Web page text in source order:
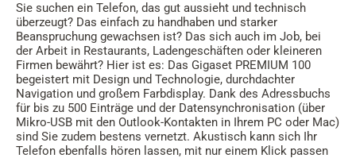
Sie suchen ein Telefon, das gut aussieht und technisch
überzeugt? Das einfach zu handhaben und starker
Beanspruchung gewachsen ist? Das sich auch im Job, bei
der Arbeit in Restaurants, Ladengeschäften oder kleineren
Firmen bewährt? Hier ist es: Das Gigaset PREMIUM 100
begeistert mit Design und Technologie, durchdachter
Navigation und großem Farbdisplay. Dank des Adressbuchs
für bis zu 500 Einträge und der Datensynchronisation (über
Mikro-USB mit den Outlook-Kontakten in Ihrem PC oder Mac)
sind Sie zudem bestens vernetzt. Akustisch kann sich Ihr
Telefon ebenfalls hören lassen, mit nur einem Klick passen